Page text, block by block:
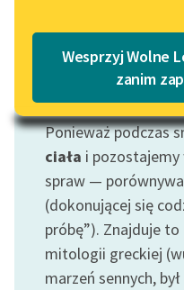
Lektury szkolne i klasyka
literatury do słuchania dla
uczennic i uczniów z
niepełnosprawnościami
E-kolekcja lektur
szkolnych i literatury do
słuchania dla uczennic i
uczniów z
niepełnosprawnościami
Wesprzyj Wolne
zanim
Motyw: Sen
Ponieważ podczas
ciała i pozostajemy
spraw —
(dokonującej się
próbę”). Znajduje
mitologii greckiej
marzeń sennych,